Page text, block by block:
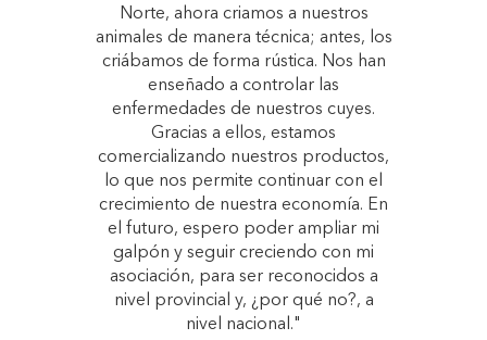
Norte, ahora criamos a nuestros
animales de manera técnica; antes, los
criábamos de forma rústica. Nos han
enseñado a controlar las
enfermedades de nuestros cuyes.
Gracias a ellos, estamos
comercializando nuestros productos,
lo que nos permite continuar con el
crecimiento de nuestra economía. En
el futuro, espero poder ampliar mi
galpón y seguir creciendo con mi
asociación, para ser reconocidos a
nivel provincial y, ¿por qué no?, a
nivel nacional."